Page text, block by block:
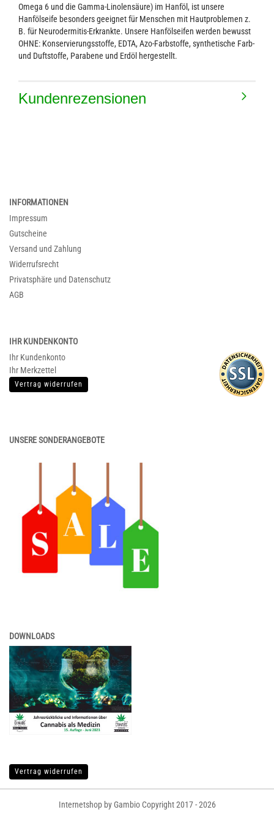
Omega 6 und die Gamma-Linolensäure) im Hanföl, ist unsere
Hanfölseife besonders geeignet für Menschen mit Hautproblemen z.
B. für Neurodermitis-Erkrankte. Unsere Hanfölseifen werden bewusst
OHNE: Konservierungsstoffe, EDTA, Azo-Farbstoffe, synthetische Farb-
und Duftstoffe, Parabene und Erdöl hergestellt.
Kundenrezensionen
INFORMATIONEN
Impressum
Gutscheine
Versand und Zahlung
Widerrufsrecht
Privatsphäre und Datenschutz
AGB
IHR KUNDENKONTO
Ihr Kundenkonto
Ihr Merkzettel
Vertrag widerrufen
UNSERE SONDERANGEBOTE
DOWNLOADS
Vertrag widerrufen
Internetshop by Gambio Copyright 2017 - 2026